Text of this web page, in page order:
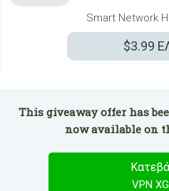
Smart Network
$3.99
This giveaway offer has
now available on
VPN